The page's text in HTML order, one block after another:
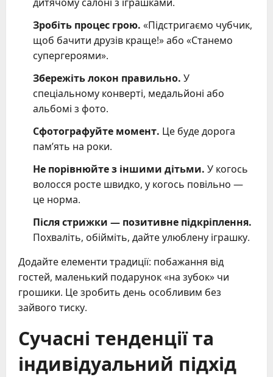
Зробіть процес грою. «Підстригаємо чубчик,
щоб бачити друзів краще!» або «Станемо
супергероями».
Збережіть локон правильно. У
спеціальному конверті, медальйоні або
альбомі з фото.
Сфотографуйте момент. Це буде дорога
пам’ять на роки.
Не порівнюйте з іншими дітьми. У когось
волосся росте швидко, у когось повільно —
це норма.
Після стрижки — позитивне підкріплення.
Похваліть, обійміть, дайте улюблену іграшку.
Додайте елементи традиції: побажання від
гостей, маленький подарунок «на зубок» чи
грошики. Це зробить день особливим без
зайвого тиску.
Сучасні тенденції та
індивідуальний підхід